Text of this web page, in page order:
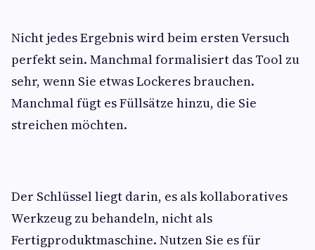
Nicht jedes Ergebnis wird beim ersten Versuch
perfekt sein. Manchmal formalisiert das Tool zu
sehr, wenn Sie etwas Lockeres brauchen.
Manchmal fügt es Füllsätze hinzu, die Sie
streichen möchten.
Der Schlüssel liegt darin, es als kollaboratives
Werkzeug zu behandeln, nicht als
Fertigproduktmaschine. Nutzen Sie es für